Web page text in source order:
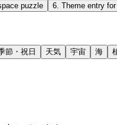
puzzle 6 Theme entry
節・祝日 天気 宇宙 海